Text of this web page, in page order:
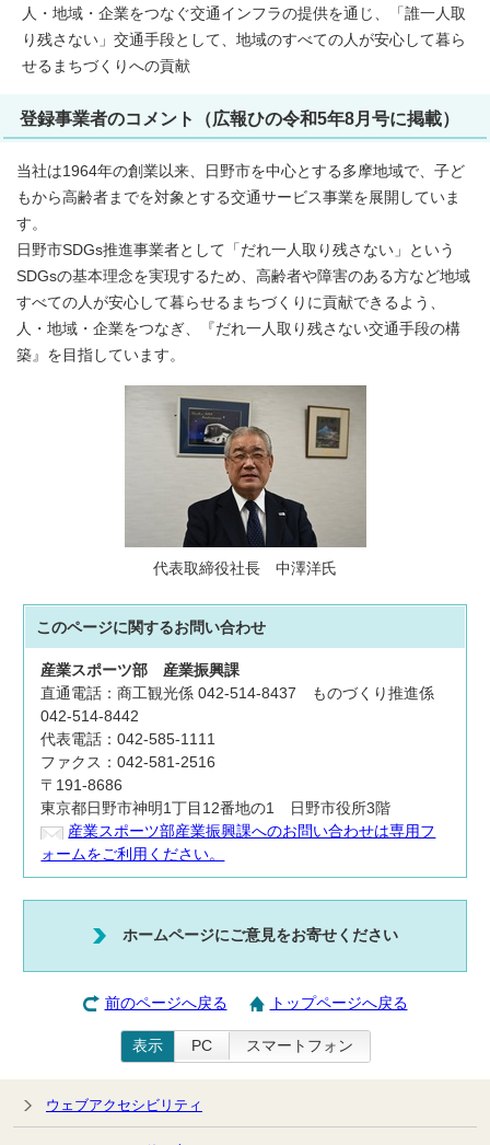
人・地域・企業をつなぐ交通インフラの提供を通じ、「誰一人取
り残さない」交通手段として、地域のすべての人が安心して暮ら
せるまちづくりへの貢献
登録事業者のコメント（広報ひの令和5年8月号に掲載）
当社は1964年の創業以来、日野市を中心とする多摩地域で、子ど
もから高齢者までを対象とする交通サービス事業を展開していま
す。
日野市SDGs推進事業者として「だれ一人取り残さない」という
SDGsの基本理念を実現するため、高齢者や障害のある方など地域
すべての人が安心して暮らせるまちづくりに貢献できるよう、
人・地域・企業をつなぎ、『だれ一人取り残さない交通手段の構
築』を目指しています。
代表取締役社長 中澤洋氏
このページに関するお問い合わせ
産業スポーツ部産業振興課
直通電話：商工観光係 042-514-8437 ものづくり推進係
042-514-8442
代表電話：042-585-1111
ファクス：042-581-2516
〒191-8686
東京都日野市神明1丁目12番地の1 日野市役所3階
産業スポーツ部産業振興課へのお問い合わせは専用フ
ォームをご利用ください。
ホームページにご意見をお寄せください
前のページへ戻る トップページへ戻る
表示 PC スマートフォン
ウェブアクセシビリティ